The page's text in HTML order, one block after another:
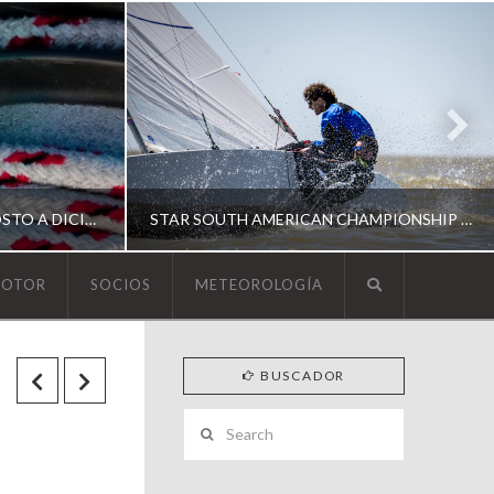
ESCUELA DE YACHTING | AGOSTO A DICIEMBRE 2026 STAR SOUTH AMERICAN CHAMPIONSHIP 2026
SOUTH AMERICAN STAR 2026
SOCIOS METEOROLOGÍA
BUSCADOR